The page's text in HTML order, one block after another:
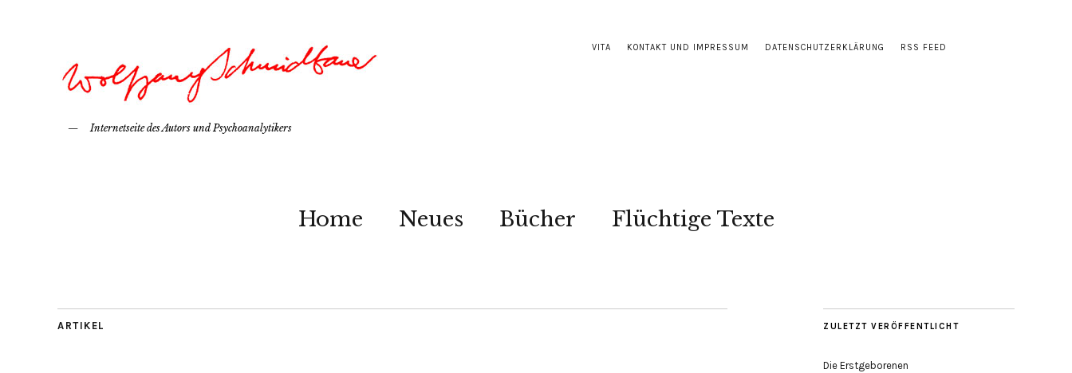
VITA KONTAKT UND IMPRESSUM DATENSCHUTZERKLÄRUNG RSS FEED
Internetseite des Autors und Psychoanalytikers
Home Neues Bücher Flüchtige Texte
ARTIKEL ZULETZT VERÖFFENTLICHT
Die Erstgeborenen